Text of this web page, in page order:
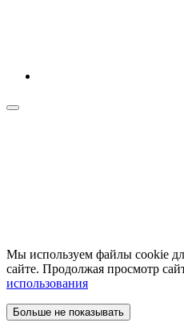
Мы используем файлы cookie
сайте. Продолжая просмотр
использования
Больше не показывать